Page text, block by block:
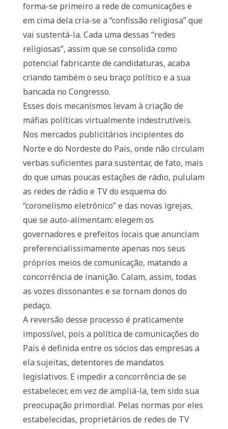
forma-se primeiro a rede de comunicações e
em cima dela cria-se a “confissão religiosa” que
vai sustentá-la. Cada uma dessas “redes
religiosas”, assim que se consolida como
potencial fabricante de candidaturas, acaba
criando também o seu braço político e a sua
bancada no Congresso.
Esses dois mecanismos levam à criação de
máfias políticas virtualmente indestrutíveis.
Nos mercados publicitários incipientes do
Norte e do Nordeste do País, onde não circulam
verbas suficientes para sustentar, de fato, mais
do que umas poucas estações de rádio, pululam
as redes de rádio e TV do esquema do
“coronelismo eletrônico” e das novas igrejas,
que se auto-alimentam: elegem os
governadores e prefeitos locais que anunciam
preferencialissimamente apenas nos seus
próprios meios de comunicação, matando a
concorrência de inanição. Calam, assim, todas
as vozes dissonantes e se tornam donos do
pedaço.
A reversão desse processo é praticamente
impossível, pois a política de comunicações do
País é definida entre os sócios das empresas a
ela sujeitas, detentores de mandatos
legislativos. E impedir a concorrência de se
estabelecer, em vez de ampliá-la, tem sido sua
preocupação primordial. Pelas normas por eles
estabelecidas, proprietários de redes de TV